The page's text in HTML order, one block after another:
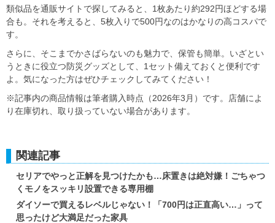
類似品を通販サイトで探してみると、1枚あたり約292円ほどする場
合も。それを考えると、5枚入りで500円なのはかなりの高コスパで
す。
さらに、そこまでかさばらないのも魅力で、保管も簡単。いざとい
うときに役立つ防災グッズとして、1セット備えておくと便利です
よ。気になった方はぜひチェックしてみてください！
※記事内の商品情報は筆者購入時点（2026年3月）です。店舗によ
り在庫切れ、取り扱っていない場合があります。
関連記事
セリアでやっと正解を見つけたかも…床置きは絶対嫌！ごちゃつ
くモノをスッキリ設置できる専用棚
ダイソーで買えるレベルじゃない！「700円は正直高い…」って
思ったけど大満足だった家具